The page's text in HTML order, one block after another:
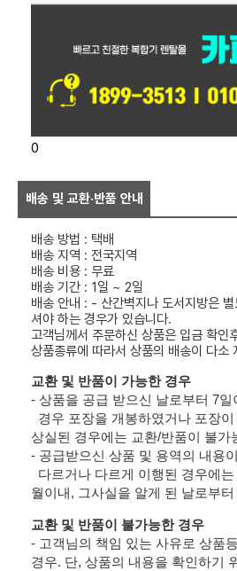
0
배송 및 교환·반품 안내
배송 방법 : 택배
배송 지역 : 전국지역
배송 비용 : 무료
배송 기간 : 1일 ~ 2일
배송 안내 : - 산간벽지나 도서지방은
셔야 하는 경우가 있습니다.
고객님께서 주문하신 상품은 입금 확인
상품종류에 따라서 상품의 배송이 다소
교환 및 반품이 가능한 경우
- 상품을 공급 받으신 날로부터 7일
경우 포장을 개봉하였거나 포장
상실된 경우에는 교환/반품이 불가
- 공급받으신 상품 및 용역의 내용
다르거나 다르게 이행된 경우에
월이내, 그사실을 알게 된 날로부터
교환 및 반품이 불가능한 경우
- 고객님의 책임 있는 사유로 상품
경우. 단, 상품의 내용을 확인하기